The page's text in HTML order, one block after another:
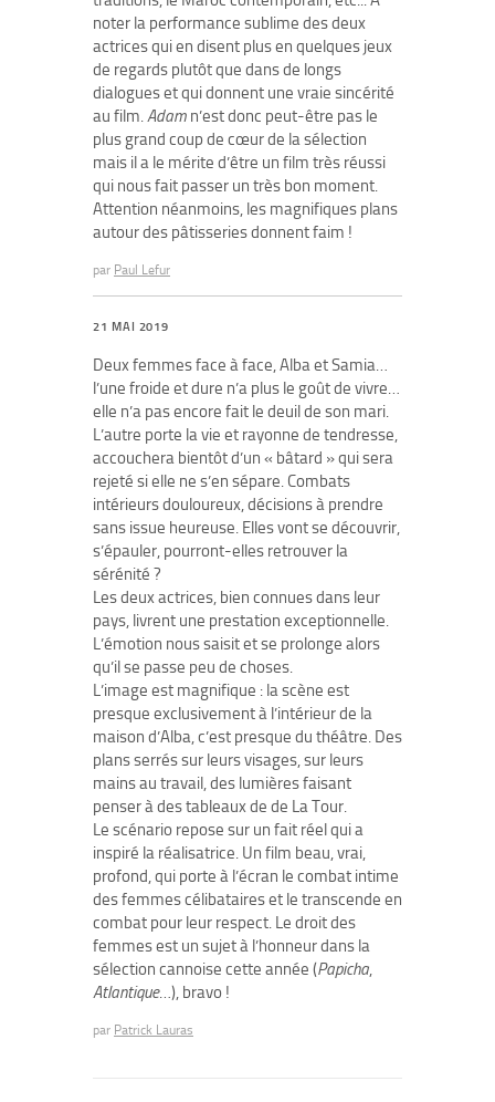
noter la performance sublime des deux
actrices qui en disent plus en quelques jeux
de regards plutôt que dans de longs
dialogues et qui donnent une vraie sincérité
au film.Adam n’est donc peut-être pas le
plus grand coup de cœur de la sélection
mais il a le mérite d’être un film très réussi
qui nous fait passer un très bon moment.
Attention néanmoins, les magnifiques plans
autour des pâtisseries donnent faim !
par Paul Lefur
21 MAI 2019
Deux femmes face à face, Alba et Samia…
l’une froide et dure n’a plus le goût de vivre…
elle n’a pas encore fait le deuil de son mari.
L’autre porte la vie et rayonne de tendresse,
accouchera bientôt d’un « bâtard » qui sera
rejeté si elle ne s’en sépare. Combats
intérieurs douloureux, décisions à prendre
sans issue heureuse. Elles vont se découvrir,
s’épauler, pourront-elles retrouver la
sérénité ?
Les deux actrices, bien connues dans leur
pays, livrent une prestation exceptionnelle.
L’émotion nous saisit et se prolonge alors
qu’il se passe peu de choses.
L’image est magnifique : la scène est
presque exclusivement à l’intérieur de la
maison d’Alba, c’est presque du théâtre. Des
plans serrés sur leurs visages, sur leurs
mains au travail, des lumières faisant
penser à des tableaux de de La Tour.
Le scénario repose sur un fait réel qui a
inspiré la réalisatrice. Un film beau, vrai,
profond, qui porte à l’écran le combat intime
des femmes célibataires et le transcende en
combat pour leur respect. Le droit des
femmes est un sujet à l’honneur dans la
sélection cannoise cette année (Papicha,
Atlantique…), bravo !
par Patrick Lauras